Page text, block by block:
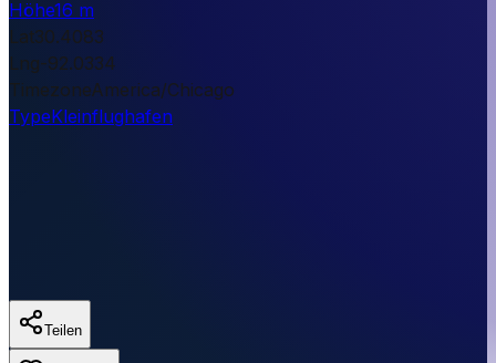
Höhe16 m
Lat30.4083
Lng-92.0334
TimezoneAmerica/Chicago
TypeKleinflughafen
Teilen